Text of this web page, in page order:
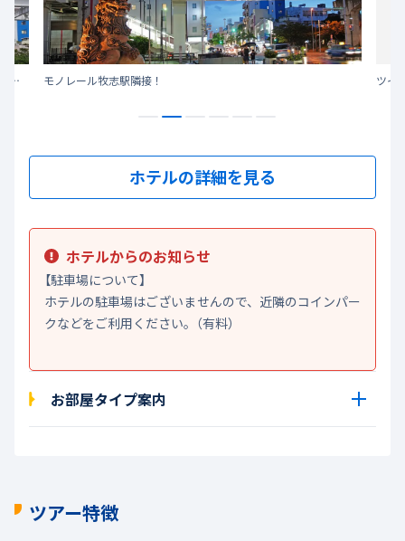
那覇市内で宿泊！ お土産も沖縄グルメも 国際通り沿いだから楽しめる / 空港へのアクセスも16分 モノレール牧志駅隣接！ ツイ
ホテルの詳細を見る
ホテルからのお知らせ
【駐車場について】
ホテルの駐車場はございませんので、近隣のコインパー
クなどをご利用ください。（有料）
お部屋タイプ案内
ツアー特徴